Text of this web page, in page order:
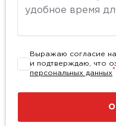
Выражаю согласие на
и подтверждаю, что
персональных данных*